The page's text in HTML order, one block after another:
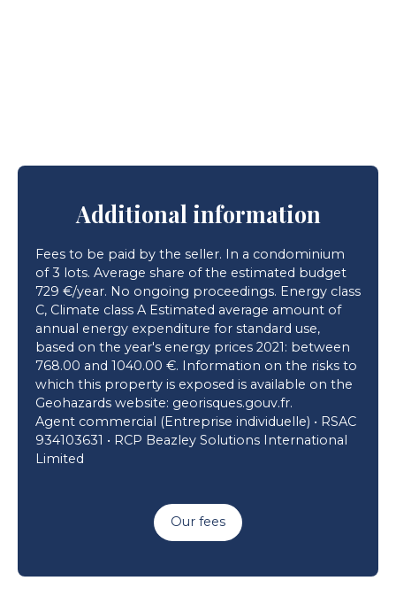
Additional information
Fees to be paid by the seller. In a condominium
of 3 lots. Average share of the estimated budget
729 €/year. No ongoing proceedings. Energy class
C, Climate class A Estimated average amount of
annual energy expenditure for standard use,
based on the year's energy prices 2021: between
768.00 and 1040.00 €. Information on the risks to
which this property is exposed is available on the
Geohazards website: georisques.gouv.fr.
Agent commercial (Entreprise individuelle) • RSAC
934103631 • RCP Beazley Solutions International
Limited
Our fees